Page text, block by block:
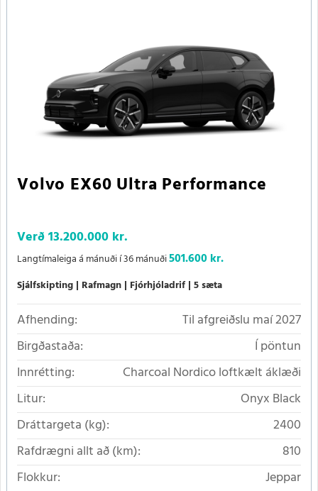
Volvo EX60 Ultra Performance
Verð13.200.000 kr.
Langtímaleiga á mánuði í 36 mánuði501.600 kr.
Sjálfskipting Rafmagn Fjórhjóladrif 5 sæta
Afhending:
Til afgreiðslu maí 2027
Birgðastaða:
Í pöntun
Innrétting:
Charcoal Nordico loftkælt áklæði
Litur:
Onyx Black
Dráttargeta (kg):
2400
Rafdrægni allt að (km):
810
Flokkur:
Jeppar